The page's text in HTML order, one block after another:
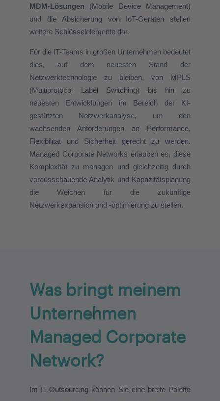
MDM-Lösungen (Mobile Device Management)
und die Absicherung von IoT-Geräten stellen
weitere Schlüsselelemente dar.
Für die IT-Teams in großen Unternehmen bedeutet
dies, auf dem neuesten Stand der
Netzwerktechnologie zu bleiben, von MPLS
(Multiprotocol Label Switching) bis hin zu
neuesten Entwicklungen im Bereich der KI-
gestützten Netzwerkanalyse, um den
wachsenden Anforderungen an Performance,
Flexibilität und Sicherheit gerecht zu werden.
Managed Corporate Networks erlauben es, diese
Komplexität zu managen und gleichzeitig durch
vorausschauende Analytik und Kapazitätsplanung
die Weichen für die zukünftige
Netzwerkexpansion und -optimierung zu stellen.
Was bringt meinem
Unternehmen
Managed Corporate
Network?
Im IT-Outsourcing können Sie eine breite Palette